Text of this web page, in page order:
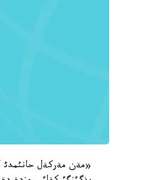
«مةن مةركةل حانئمدئ